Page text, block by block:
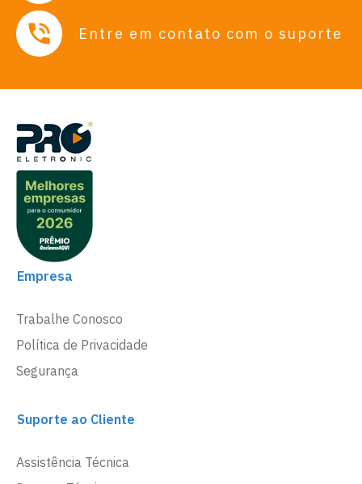
Entre em contato com o suporte
Empresa
Trabalhe Conosco
Política de Privacidade
Segurança
Suporte ao Cliente
Assistência Técnica